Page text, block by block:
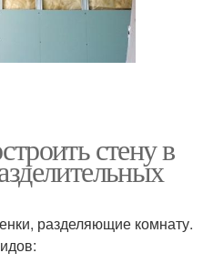
стену в
разделяющие комнату.